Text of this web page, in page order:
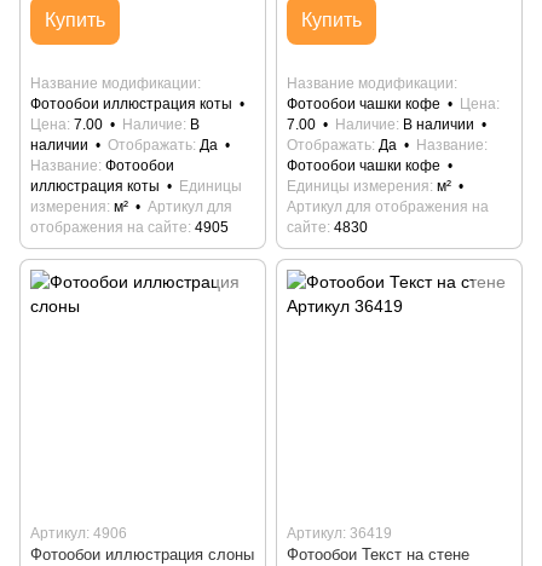
Купить
Название модификации
Фотообои иллюстрация коты
Цена 7.00 Наличие
В
наличии
Отображать Да
Название Фотообои
иллюстрация коты
Единицы
измерения м²
Артикул для
отображения на сайте 4905
Купить
Название модификации
Фотообои чашки кофе
Цена
7.00
Наличие
В наличии
Отображать Да
Название
Фотообои чашки кофе
Единицы измерения м²
Артикул для отображения на
сайте 4830
Артикул: 4906
Фотообои иллюстрация слоны
Артикул: 36419
Фотообои Текст на стене